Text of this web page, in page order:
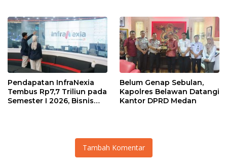
Pendapatan InfraNexia
Tembus Rp7,7 Triliun pada
Semester I 2026, Bisnis
Belum Genap Sebulan,
Kapolres Belawan Datangi
Kantor DPRD Medan
Tambah Komentar